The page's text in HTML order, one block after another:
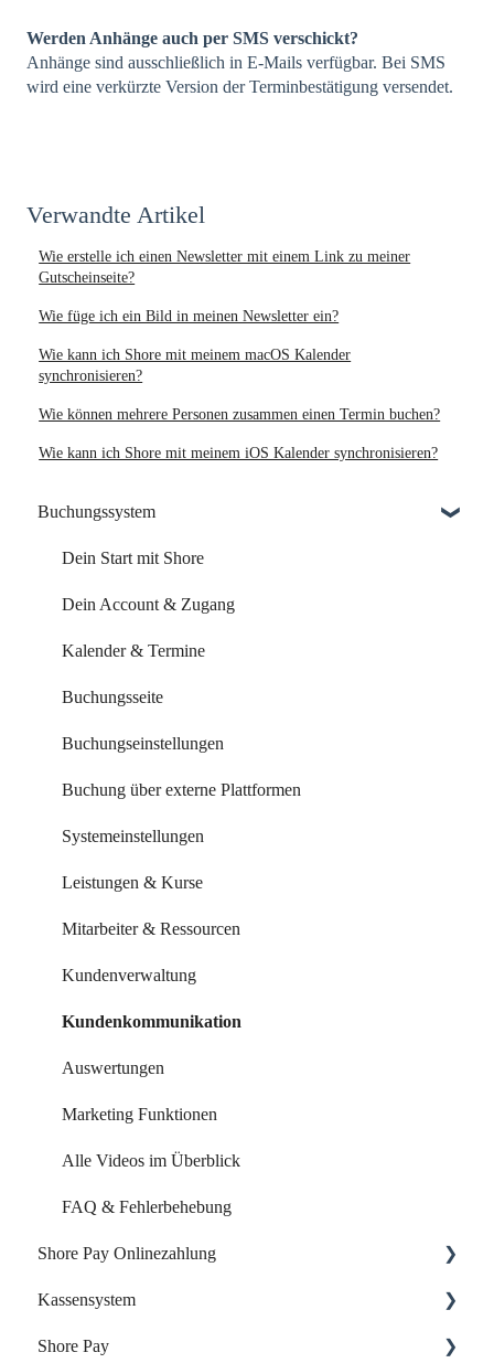
Werden Anhänge auch per SMS verschickt?
Anhänge sind ausschließlich in E-Mails verfügbar. Bei SMS
wird eine verkürzte Version der Terminbestätigung versendet.
Verwandte Artikel
Wie erstelle ich einen Newsletter mit einem Link zu meiner
Gutscheinseite?
Wie füge ich ein Bild in meinen Newsletter ein?
Wie kann ich Shore mit meinem macOS Kalender
synchronisieren?
Wie können mehrere Personen zusammen einen Termin buchen?
Wie kann ich Shore mit meinem iOS Kalender synchronisieren?
Buchungssystem
Dein Start mit Shore
Dein Account & Zugang
Kalender & Termine
Buchungsseite
Buchungseinstellungen
Buchung über externe Plattformen
Systemeinstellungen
Leistungen & Kurse
Mitarbeiter & Ressourcen
Kundenverwaltung
Kundenkommunikation
Auswertungen
Marketing Funktionen
Alle Videos im Überblick
FAQ & Fehlerbehebung
Shore Pay Onlinezahlung
Einrichtung & Aktivierung
Zahlungsoptionen & Funktionen
Kassensystem
Dein Start mit der Shore Kasse
Shore Pay